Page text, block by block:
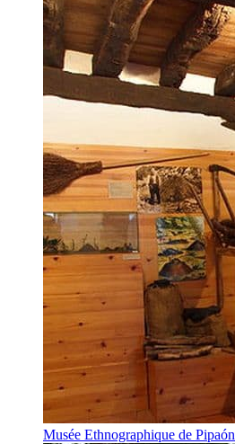
Musée Ethnographique de Pipaón